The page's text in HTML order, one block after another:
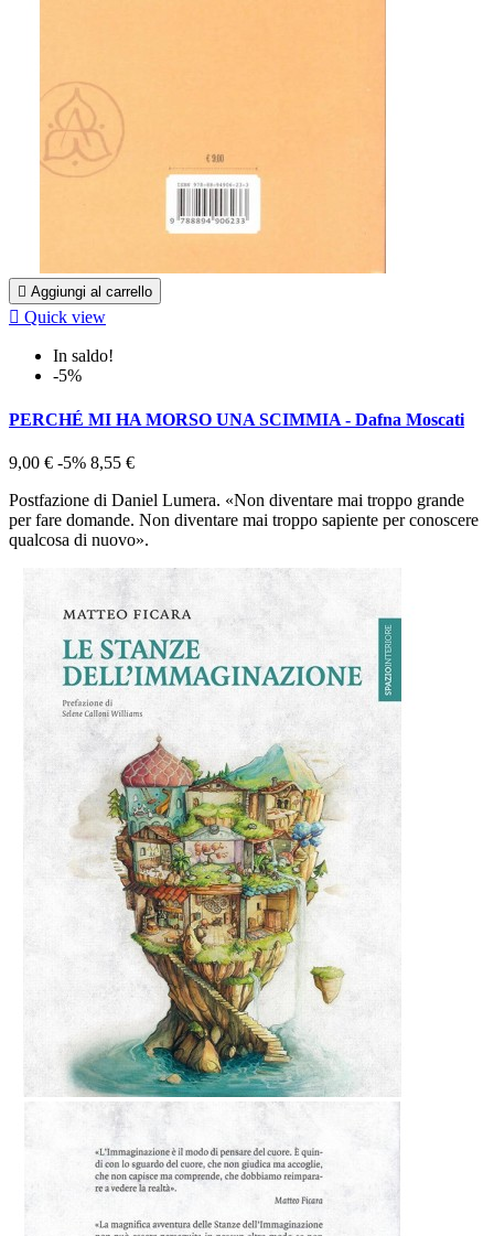
 Aggiungi al carrello
 Quick view
In saldo!
-5%
PERCHÉ MI HA MORSO UNA SCIMMIA - Dafna Moscati
9,00 € -5% 8,55 €
Postfazione di Daniel Lumera. «Non diventare mai troppo grande
per fare domande. Non diventare mai troppo sapiente per conoscere
qualcosa di nuovo».